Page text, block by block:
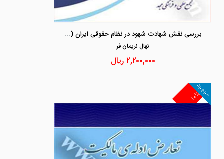
بررسی نقش شهادت شهود در نظام حقوقی ایران (با نگاهی تطبیقی به نظام های حقوقی کامن لا و سیویل لا)
نهال نريمان فر
۲,۲۰۰,۰۰۰ریال
۱۰%
موجود